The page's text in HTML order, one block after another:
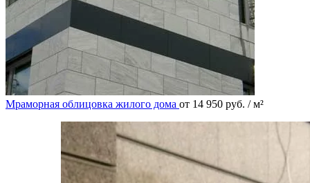
Мраморная облицовка жилого дома от 14 950 руб. / м²